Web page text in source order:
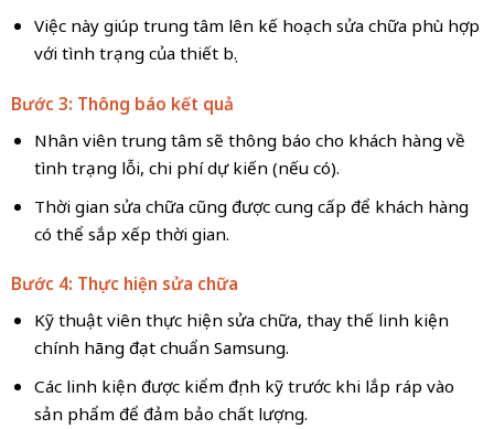
Việc này giúp trung tâm lên kế hoạch sửa chữa phù hợp
với tình trạng của thiết bị.
Bước 3: Thông báo kết quả
Nhân viên trung tâm sẽ thông báo cho khách hàng về
tình trạng lỗi, chi phí dự kiến (nếu có).
Thời gian sửa chữa cũng được cung cấp để khách hàng
có thể sắp xếp thời gian.
Bước 4: Thực hiện sửa chữa
Kỹ thuật viên thực hiện sửa chữa, thay thế linh kiện
chính hãng đạt chuẩn Samsung.
Các linh kiện được kiểm định kỹ trước khi lắp ráp vào
sản phẩm để đảm bảo chất lượng.